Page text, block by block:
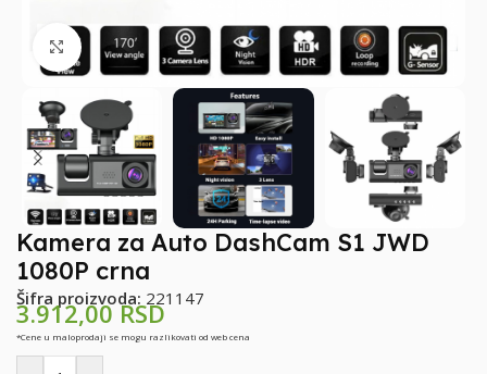
Klikni za uvećanje
Kamera za Auto DashCam S1 JWD
1080P crna
Šifra proizvoda: 221147
3.912,00RSD
*Cene u maloprodaji se mogu razlikovati od web cena